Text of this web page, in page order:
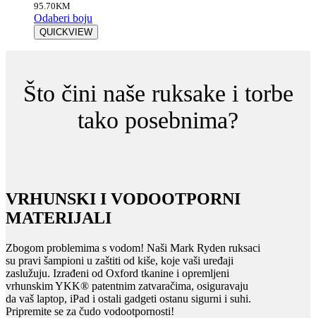
95.70KM
Odaberi boju
QUICKVIEW
Što čini naše ruksake i torbe
tako posebnima?
VRHUNSKI I VODOOTPORNI
MATERIJALI
Zbogom problemima s vodom! Naši Mark Ryden ruksaci
su pravi šampioni u zaštiti od kiše, koje vaši uređaji
zaslužuju. Izrađeni od Oxford tkanine i opremljeni
vrhunskim YKK® patentnim zatvaračima, osiguravaju
da vaš laptop, iPad i ostali gadgeti ostanu sigurni i suhi.
Pripremite se za čudo vodootpornosti!